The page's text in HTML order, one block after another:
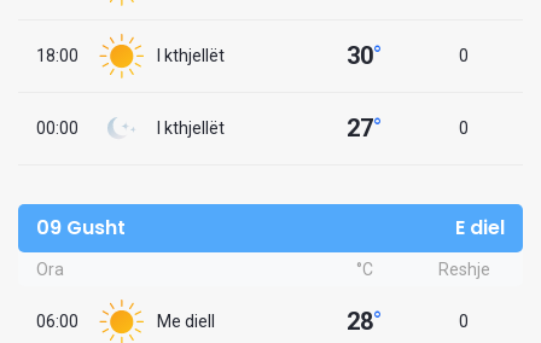
18:00 I kthjellët 30° 0
00:00 I kthjellët 27° 0
09 Gusht E diel
Ora °C Reshje
06:00 Me diell 28° 0